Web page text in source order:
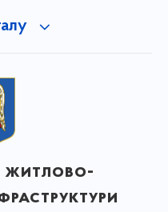
житлово-